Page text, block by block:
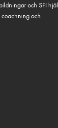
och SFI
och